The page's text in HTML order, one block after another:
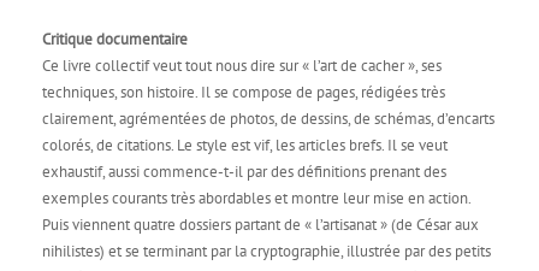
Critique documentaire
Ce livre collectif veut tout nous dire sur « l’art de cacher », ses
techniques, son histoire. Il se compose de pages, rédigées très
clairement, agrémentées de photos, de dessins, de schémas, d’encarts
colorés, de citations. Le style est vif, les articles brefs. Il se veut
exhaustif, aussi commence-t-il par des définitions prenant des
exemples courants très abordables et montre leur mise en action.
Puis viennent quatre dossiers partant de « l’artisanat » (de César aux
nihilistes) et se terminant par la cryptographie, illustrée par des petits